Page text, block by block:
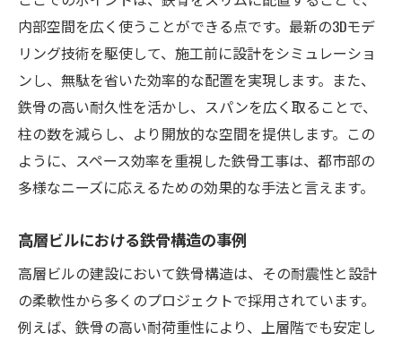
内部空間を広く使うことができる点です。最新の3Dモデ
リング技術を駆使して、施工前に設計をシミュレーショ
ンし、無駄を省いた効率的な配置を実現します。また、
鉄骨の高い耐久性を活かし、スパンを広く取ることで、
柱の数を減らし、より開放的な空間を提供します。この
ように、スペース効率を重視した鉄骨工事は、都市部の
多様なニーズに応えるための効果的な手法と言えます。
高層ビルにおける鉄骨構造の事例
高層ビルの建設において鉄骨構造は、その耐震性と設計
の柔軟性から多くのプロジェクトで採用されています。
例えば、鉄骨の高い耐荷重性により、上層階でも安定し